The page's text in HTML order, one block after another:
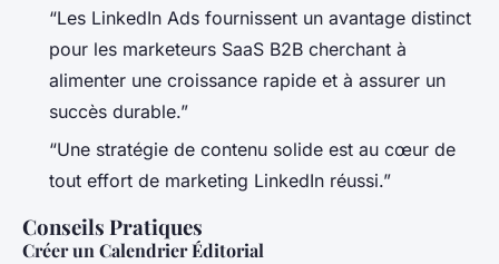
“Les LinkedIn Ads fournissent un avantage distinct
pour les marketeurs SaaS B2B cherchant à
alimenter une croissance rapide et à assurer un
succès durable.”
“Une stratégie de contenu solide est au cœur de
tout effort de marketing LinkedIn réussi.”
Conseils Pratiques
Créer un Calendrier Éditorial